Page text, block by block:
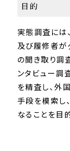
目的
実態調査には
及び履修者が
の聞き取り調
ンタビュー調
を精査し、外
手段を模索し
なることを目